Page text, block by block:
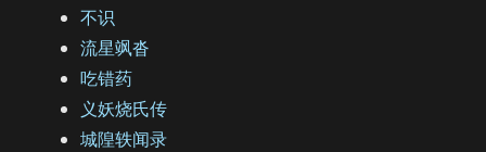
不识
流星飒沓
吃错药
义妖烧氏传
城隍轶闻录